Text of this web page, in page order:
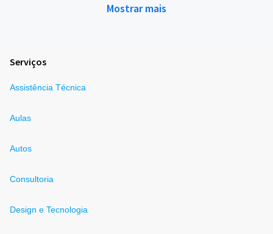
Mostrar mais
Serviços
Assistência Técnica
Aulas
Autos
Consultoria
Design e Tecnologia